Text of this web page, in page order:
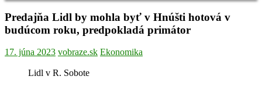
Predajňa Lidl by mohla byť v Hnúšti hotová v
budúcom roku, predpokladá primátor
17. júna 2023 vobraze.sk Ekonomika
Lidl v R. Sobote